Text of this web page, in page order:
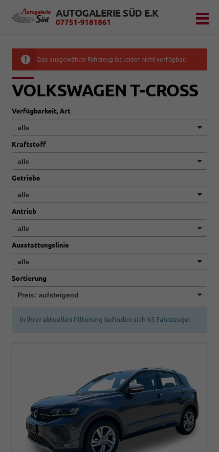
AUTOGALERIE SÜD E.K
07751-9181861
Das ausgewählte Fahrzeug ist leider nicht verfügbar.
VOLKSWAGEN T-CROSS
Verfügbarkeit, Art
Kraftstoff
Getriebe
Antrieb
Ausstattungslinie
Sortierung
In Ihrer aktuellen Filterung befinden sich 65 Fahrzeuge: